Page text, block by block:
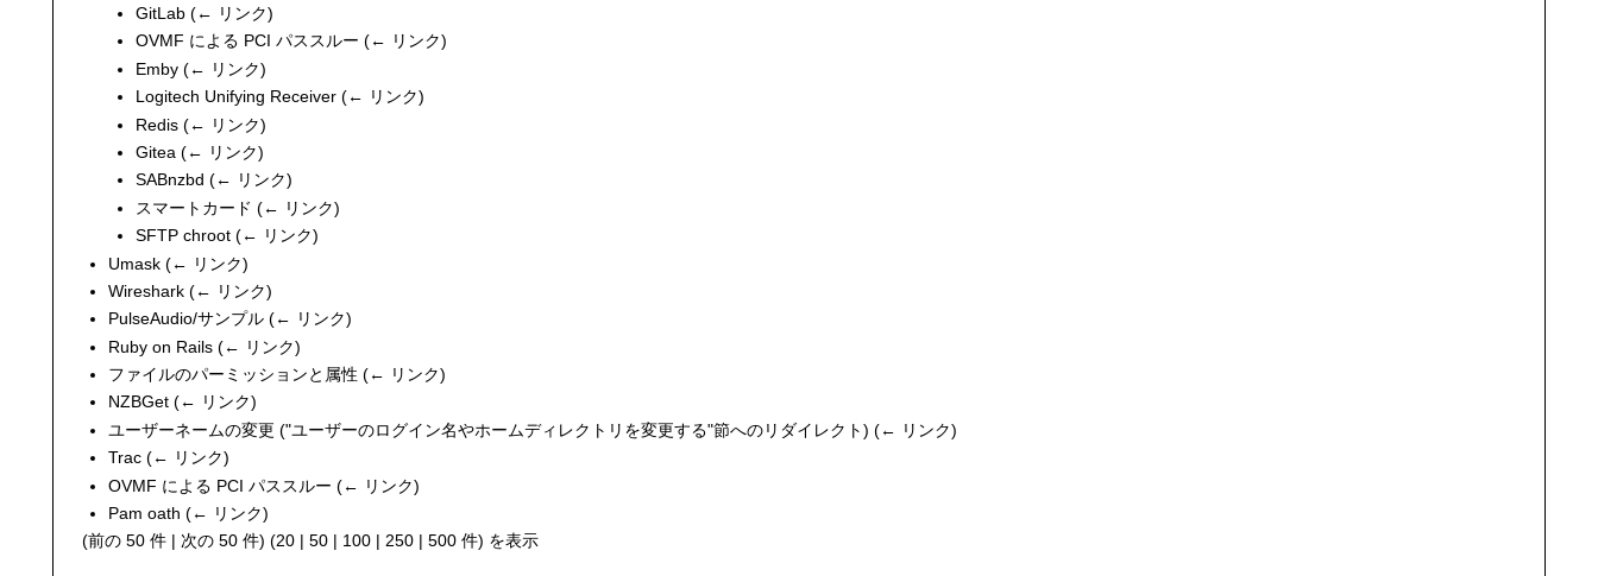
GitLab (← リンク)
OVMF による PCI パススルー (← リンク)
Emby (← リンク)
Logitech Unifying Receiver (← リンク)
Redis (← リンク)
Gitea (← リンク)
SABnzbd (← リンク)
スマートカード (← リンク)
SFTP chroot (← リンク)
Umask (← リンク)
Wireshark (← リンク)
PulseAudio/サンプル (← リンク)
Ruby on Rails (← リンク)
ファイルのパーミッションと属性 (← リンク)
NZBGet (← リンク)
ユーザーネームの変更 ("ユーザーのログイン名やホームディレクトリを変更する"節へのリダイレクト)(← リンク)
Trac (← リンク)
OVMF による PCI パススルー (← リンク)
Pam oath (← リンク)
(前の 50 件 | 次の 50 件) (20 | 50 | 100 | 250 | 500 件) を表示